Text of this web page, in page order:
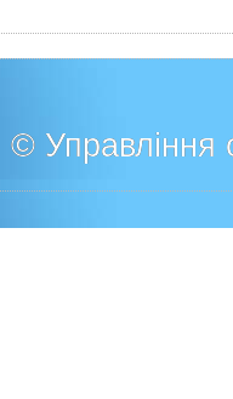
© Управління